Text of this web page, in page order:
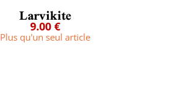
Larvikite
9.00 €
Plus qu'un seul article